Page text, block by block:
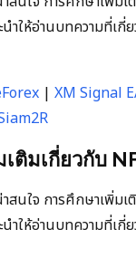
ำให้อ่านบทความที่เกี่
| XM Signal
ติมเกี่ยวกับ
ใจ การศึกษาเพิ่มเติ
ำให้อ่านบทความที่เกี่